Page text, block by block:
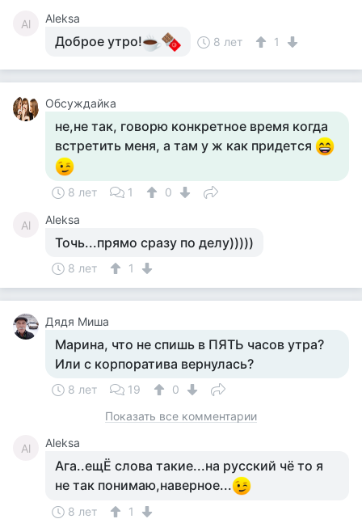
Al Aleksa
Доброе утро! 8 лет 1
Обсуждайка
не,не так, говорю конкретное время когда
встретить меня, а там у ж как придется
8 лет 1 0
Al Aleksa
Точь...прямо сразу по делу)))))
8 лет 1
Дядя Миша
Марина, что не спишь в ПЯТЬ часов утра?
Или с корпоратива вернулась?
8 лет 19
0
Показать все комментарии
Al Aleksa
Ага..ещЁ слова такие...на русский чё то я
не так понимаю,наверное...
8 лет
1